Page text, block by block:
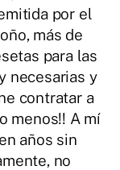
por el
más de
para las
necesarias y
contratar a
menos!! A mí
años sin
no